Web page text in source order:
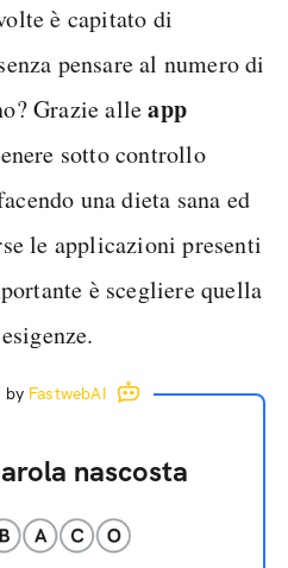
è capitato di
pensare al numero di
Grazie alleapp
sotto controllo
una dieta sana ed
le applicazioni presenti
è scegliere quella
by FastwebAI
nascosta